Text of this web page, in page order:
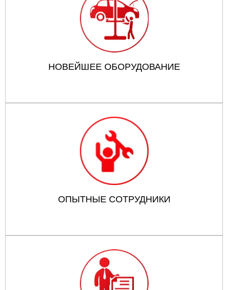
НОВЕЙШЕЕ ОБОРУДОВАНИЕ
ОПЫТНЫЕ СОТРУДНИКИ